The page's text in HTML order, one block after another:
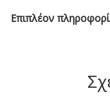
Επιπλέον